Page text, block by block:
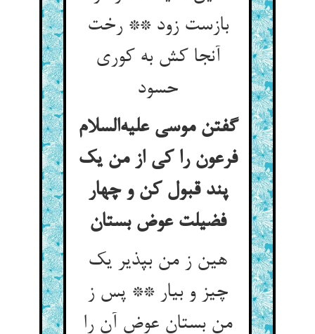
بازست زود ** رخت
آنجا کش به کوری
حسود
گفتن موسی علیه‌السلام
فرعون را کی از من یک
پند قبول کن و چهار
فضیلت عوض بستان
هین ز من بپذیر یک
چیز و بیار ** پس ز
من بستان عوض آن را